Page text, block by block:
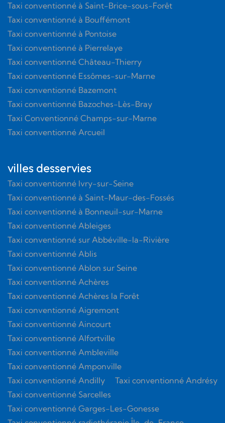
Taxi conventionné à Saint-Brice-sous-Forêt
Taxi conventionné à Bouffémont
Taxi conventionné à Pontoise
Taxi conventionné à Pierrelaye
Taxi conventionné Château-Thierry
Taxi conventionné Essômes-sur-Marne
Taxi conventionné Bazemont
Taxi conventionné Bazoches-Lès-Bray
Taxi Conventionné Champs-sur-Marne
Taxi conventionné Arcueil
villes desservies
Taxi conventionné Ivry-sur-Seine
Taxi conventionné à Saint-Maur-des-Fossés
Taxi conventionné à Bonneuil-sur-Marne
Taxi conventionné Ableiges
Taxi conventionné sur Abbéville-la-Rivière
Taxi conventionné Ablis
Taxi conventionné Ablon sur Seine
Taxi conventionné Achères
Taxi conventionné Achères la Forêt
Taxi conventionné Aigremont
Taxi conventionné Aincourt
Taxi conventionné Alfortville
Taxi conventionné Ambleville
Taxi conventionné Amponville
Taxi conventionné Andilly
Taxi conventionné Andrésy
Taxi conventionné Sarcelles
Taxi conventionné Garges-Les-Gonesse